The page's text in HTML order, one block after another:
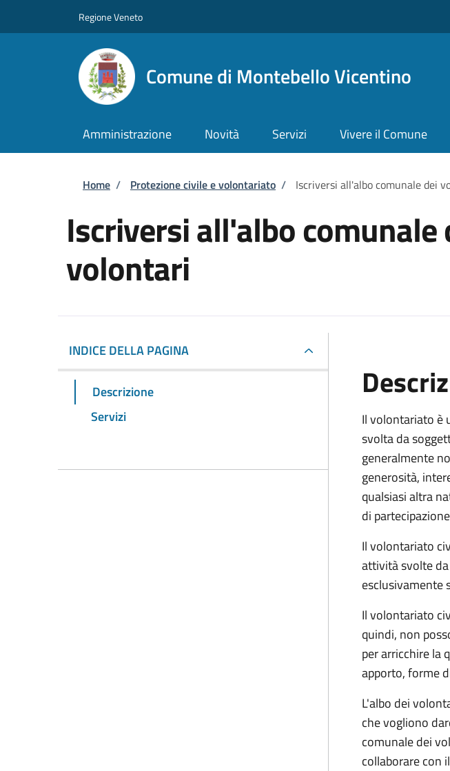
Regione Veneto
Comune di Montebello Vicentino
Amministrazione Novità Servizi Vivere il Comune
Briciole di pane
Home / Protezione civile e volontariato / Iscriversi all'albo comunale dei
Iscriversi all'albo comunale
volontari
INDICE DELLA PAGINA
Descrizione
Servizi
Il volontariato è
svolta da
generalmente
generosità,
qualsiasi altra
di
Il volontariato
attività svolte
esclusivamente
Il volontariato
quindi, non
per arricchire la
apporto, forme
L'albo dei
che vogliono
comunale dei
collaborare con